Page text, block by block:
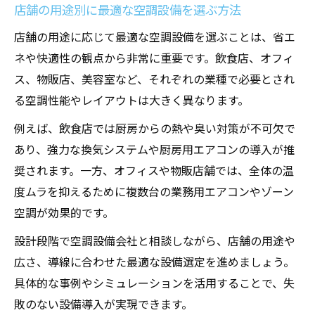
店舗の用途別に最適な空調設備を選ぶ方法
店舗の用途に応じて最適な空調設備を選ぶことは、省エ
ネや快適性の観点から非常に重要です。飲食店、オフィ
ス、物販店、美容室など、それぞれの業種で必要とされ
る空調性能やレイアウトは大きく異なります。
例えば、飲食店では厨房からの熱や臭い対策が不可欠で
あり、強力な換気システムや厨房用エアコンの導入が推
奨されます。一方、オフィスや物販店舗では、全体の温
度ムラを抑えるために複数台の業務用エアコンやゾーン
空調が効果的です。
設計段階で空調設備会社と相談しながら、店舗の用途や
広さ、導線に合わせた最適な設備選定を進めましょう。
具体的な事例やシミュレーションを活用することで、失
敗のない設備導入が実現できます。